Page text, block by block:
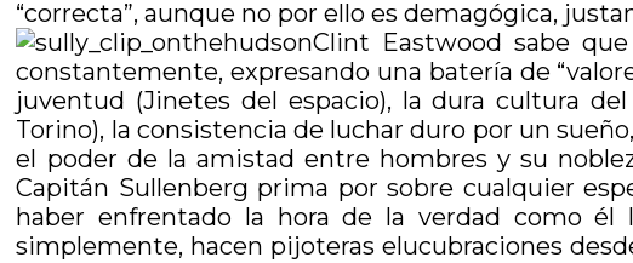
“correcta”, aunque no por ello es demagógica,
Clint Eastwood sabe
constantemente, expresando una batería de
juventud (Jinetes del espacio), la dura cultura
Torino), la consistencia de luchar duro por un
el poder de la amistad entre hombres y su
Capitán Sullenberg prima por sobre cualquier
haber enfrentado la hora de la verdad como él
simplemente, hacen pijoteras elucubraciones